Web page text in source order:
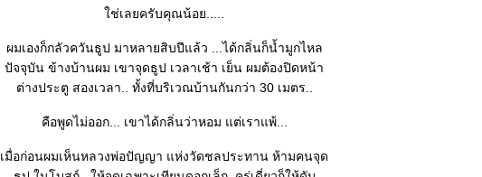
ช่เลยครับคุณน้อย.....
ผมเองก็กลัวควันธูป มาหลายสิบปีแล้ว ...ได้กลิ่นก็น้ำมูกไหล
ปัจจุบัน ข้างบ้านผม เขาจุดธูป เวลาเช้า เย็น ผมต้องปิดหน้า
ต่างประตู สองเวลา.. ทั้งที่บริเวณบ้านกันกว่า 30 เมตร..
คือพูดไม่ออก... เขาได้กลิ่นว่าหอม แต่เราแพ้...
เมื่อก่อนผมเห็นหลวงพ่อปัญญา แห่งวัดชลประทาน ห้ามคนจุด